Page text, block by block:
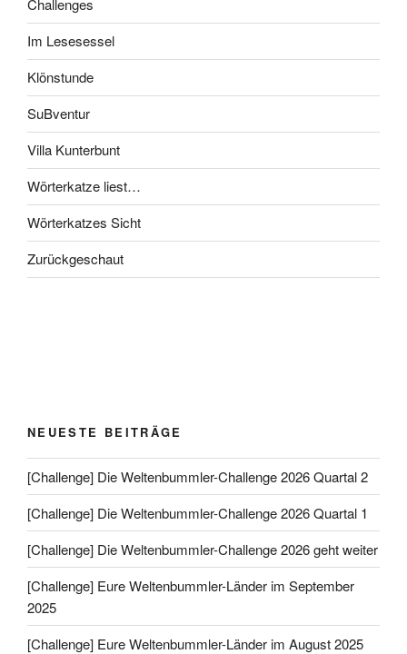
Challenges
Im Lesesessel
Klönstunde
SuBventur
Villa Kunterbunt
Wörterkatze liest…
Wörterkatzes Sicht
Zurückgeschaut
NEUESTE BEITRÄGE
[Challenge] Die Weltenbummler-Challenge 2026 Quartal 2
[Challenge] Die Weltenbummler-Challenge 2026 Quartal 1
[Challenge] Die Weltenbummler-Challenge 2026 geht weiter
[Challenge] Eure Weltenbummler-Länder im September
2025
[Challenge] Eure Weltenbummler-Länder im August 2025